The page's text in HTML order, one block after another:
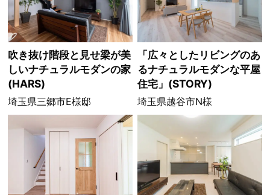
吹き抜け階段と見せ梁が美
しいナチュラルモダンの家
(HARS)
埼玉県三郷市E様邸
「広々としたリビングのあ
るナチュラルモダンな平屋
住宅」(STORY)
埼玉県越谷市N様